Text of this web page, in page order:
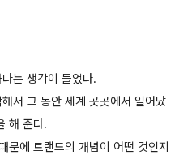
는 생각이 들었다.
서 그 동안 세계 곳곳에서 일어났
해 준다.
문에 트랜드의 개념이 어떤 것인지